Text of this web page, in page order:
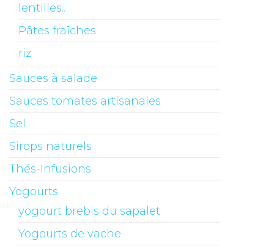
lentilles..
Pâtes fraîches
riz
Sauces à salade
Sauces tomates artisanales
Sel
Sirops naturels
Thés-Infusions
Yogourts
yogourt brebis du sapalet
Yogourts de vache